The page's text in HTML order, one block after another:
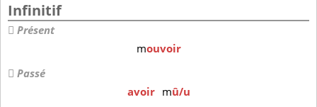
Infinitif
Présent
mouvoir
Passé
avoir mû/u